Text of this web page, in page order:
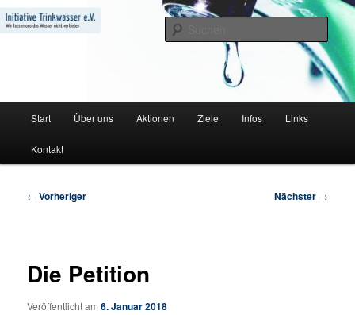
Zum
primären
Initiative Trinkwasser e.V.
Wir lassen uns das Wasser nicht verbieten
Start Über uns Aktionen Ziele Infos Links
Kontakt
Beitragsnavigation
← Vorheriger Nächster →
Die Petition
Veröffentlicht am6. Januar 2018